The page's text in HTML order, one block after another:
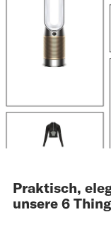
Praktisch,
unsere 6